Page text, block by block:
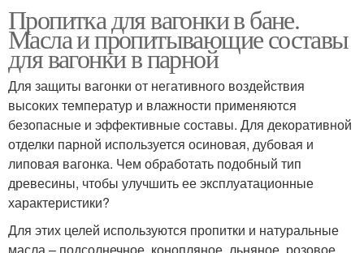
Пропитка для вагонки в бане.
Масла и пропитывающие составы
для вагонки в парной
Для защиты вагонки от негативного воздействия
высоких температур и влажности применяются
безопасные и эффективные составы. Для декоративной
отделки парной используется осиновая, дубовая и
липовая вагонка. Чем обработать подобный тип
древесины, чтобы улучшить ее эксплуатационные
характеристики?
Для этих целей используются пропитки и натуральные